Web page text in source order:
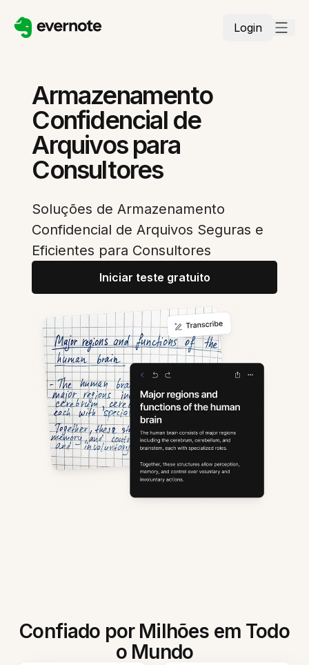
Login
Armazenamento
Confidencial de
Arquivos para
Consultores
Soluções de Armazenamento
Confidencial de Arquivos Seguras e
Eficientes para Consultores
Iniciar teste gratuito
Confiado por Milhões em Todo
o Mundo